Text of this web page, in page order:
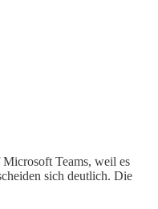
Teams, weil es
sich deutlich. Die